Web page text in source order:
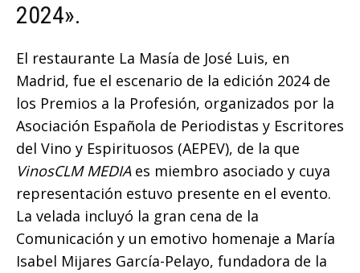
2024».
El restaurante La Masía de José Luis, en
Madrid, fue el escenario de la edición 2024 de
los Premios a la Profesión, organizados por la
Asociación Española de Periodistas y Escritores
del Vino y Espirituosos (AEPEV), de la que
VinosCLM MEDIAes miembro asociado y cuya
representación estuvo presente en el evento.
La velada incluyó la gran cena de la
Comunicación y un emotivo homenaje a María
Isabel Mijares García-Pelayo, fundadora de la